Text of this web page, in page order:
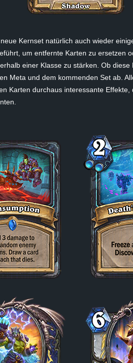
Kernset natürlich auch wieder
um entfernte Karten zu ersetzen
einer Klasse zu stärken. Ob diese
Meta und dem kommenden Set ab.
Karten durchaus interessante Effekte,